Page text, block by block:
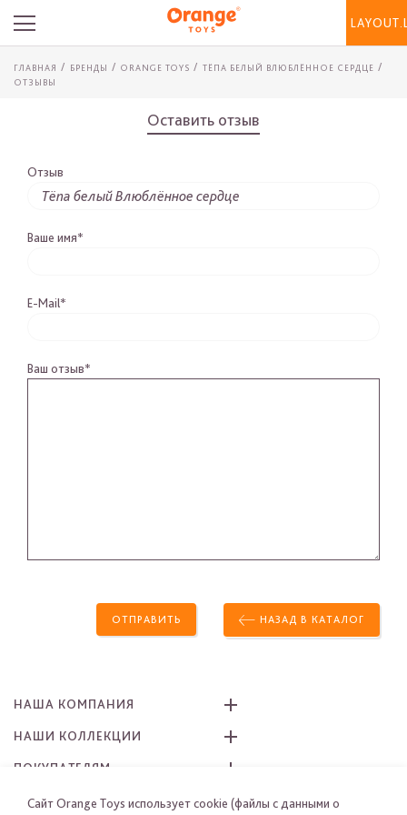
ГЛАВНАЯ БРЕНДЫ ORANGE TOYS
ТЁПА БЕЛЫЙ ВЛЮБЛЁННОЕ СЕРДЦЕ
ОТЗЫВЫ
Оставить отзыв
Отзыв
Ваше имя*
E-Mail*
Ваш отзыв*
НАЗАД В КАТАЛОГ
ОТПРАВИТЬ
НАША КОМПАНИЯ
НАШИ КОЛЛЕКЦИИ
ПОКУПАТЕЛЯМ
КАК ЗАКАЗАТЬ
Сайт Orange Toys использует cookie (файлы с данными о